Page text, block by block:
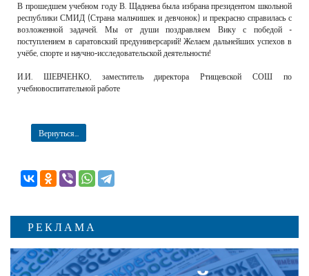
В прошедшем учебном году В. Щаднева была избрана президентом школьной
республики СМИД (Страна мальчишек и девчонок) и прекрасно справилась с
возложенной задачей. Мы от души поздравляем Вику с победой -
поступлением в саратовский предуниверсарий! Желаем дальнейших успехов в
учёбе, спорте и научно-исследовательской деятельности!
И.И. ШЕВЧЕНКО, заместитель директора Ртищевской СОШ по
учебновоспитательной работе
Вернуться...
РЕКЛАМА